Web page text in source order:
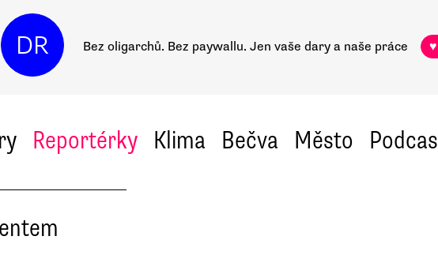
DR Bez oligarchů. Bez paywallu. Jen vaše dary a naše práce
Reportérky Klima Bečva Město